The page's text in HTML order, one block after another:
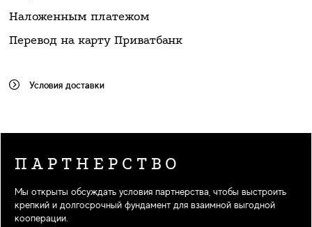
Наложенным платежом
Перевод на карту Приватбанк
Условия доставки
ПАРТНЕРСТВО
Мы открыты обсуждать условия партнерства, чтобы выстроить
крепкий и долгосрочный фундамент для взаимной выгодной
кооперации.